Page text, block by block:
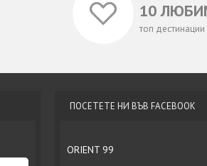
10
топ дестинации
ПОСЕТЕТЕ НИ ВЪВ FACEBOOK
ORIENT 99